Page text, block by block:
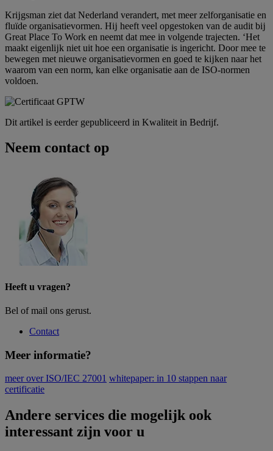
Krĳgsman ziet dat Nederland verandert, met meer zelforganisatie en
fluïde organisatievormen. Hĳ heeft veel opgestoken van de audit bĳ
Great Place To Work en neemt dat mee in volgende trajecten. ‘Het
maakt eigenlĳk niet uit hoe een organisatie is ingericht. Door mee te
bewegen met nieuwe organisatievormen en goed te kĳken naar het
waarom van een norm, kan elke organisatie aan de ISO-normen
voldoen.
Dit artikel is eerder gepubliceerd in Kwaliteit in Bedrijf.
Neem contact op
Heeft u vragen?
Bel of mail ons gerust.
Contact
Meer informatie?
meer over ISO/IEC 27001 whitepaper: in 10 stappen naar
certificatie
Andere services die mogelijk ook
interessant zijn voor u